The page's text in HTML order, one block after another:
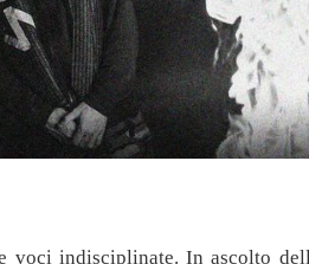
voci indisciplinate. In ascolto